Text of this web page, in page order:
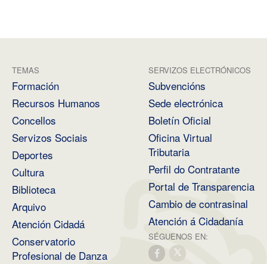
TEMAS
Formación
Recursos Humanos
Concellos
Servizos Sociais
Deportes
Cultura
Biblioteca
Arquivo
Atención Cidadá
Conservatorio
Profesional de Danza
SERVIZOS ELECTRÓNICOS
Subvencións
Sede electrónica
Boletín Oficial
Oficina Virtual
Tributaria
Perfil do Contratante
Portal de Transparencia
Cambio de contrasinal
Atención á Cidadanía
SÉGUENOS EN: